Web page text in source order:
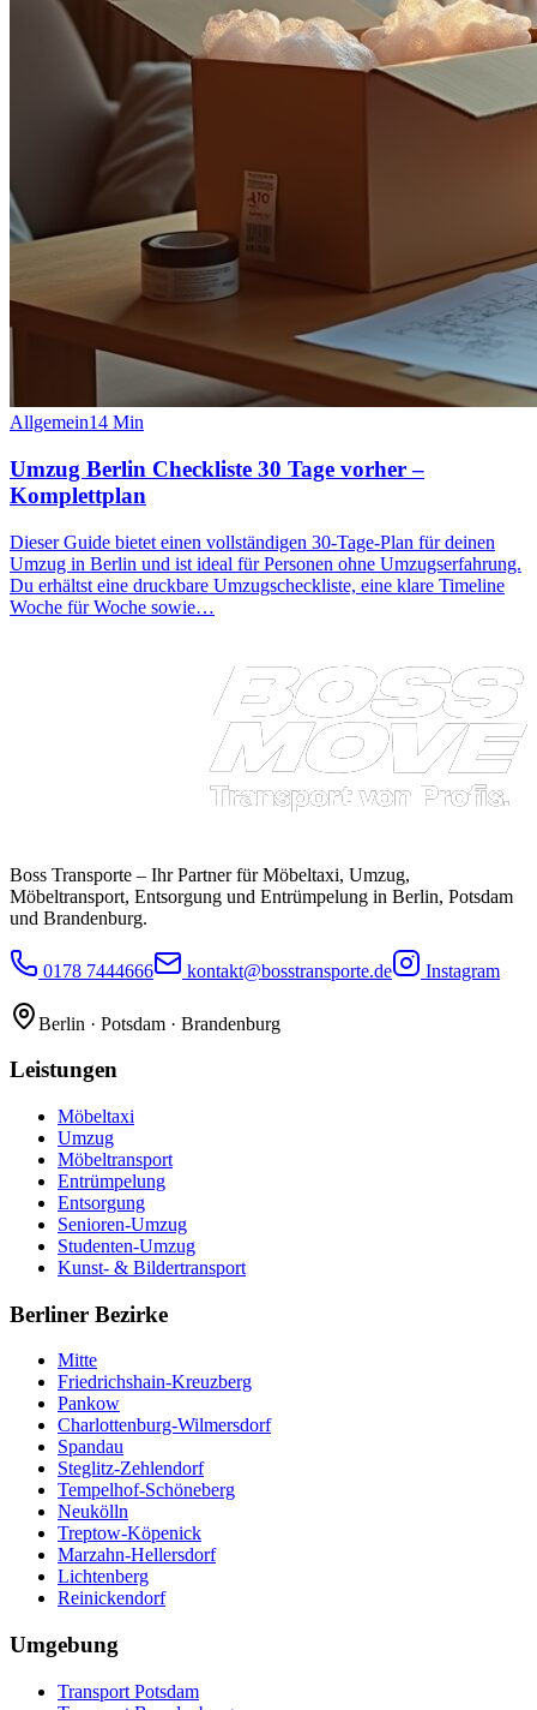
Allgemein14 Min
Umzug Berlin Checkliste 30 Tage vorher –
Komplettplan
Dieser Guide bietet einen vollständigen 30‑Tage‑Plan für deinen
Umzug in Berlin und ist ideal für Personen ohne Umzugserfahrung.
Du erhältst eine druckbare Umzugscheckliste, eine klare Timeline
Woche für Woche sowie…
Boss Transporte – Ihr Partner für Möbeltaxi, Umzug,
Möbeltransport, Entsorgung und Entrümpelung in Berlin, Potsdam
und Brandenburg.
0178 7444666 kontakt@bosstransporte.de Instagram
Berlin · Potsdam · Brandenburg
Leistungen
Möbeltaxi
Umzug
Möbeltransport
Entrümpelung
Entsorgung
Senioren-Umzug
Studenten-Umzug
Kunst- & Bildertransport
Berliner Bezirke
Mitte
Friedrichshain-Kreuzberg
Pankow
Charlottenburg-Wilmersdorf
Spandau
Steglitz-Zehlendorf
Tempelhof-Schöneberg
Neukölln
Treptow-Köpenick
Marzahn-Hellersdorf
Lichtenberg
Reinickendorf
Umgebung
Transport Potsdam